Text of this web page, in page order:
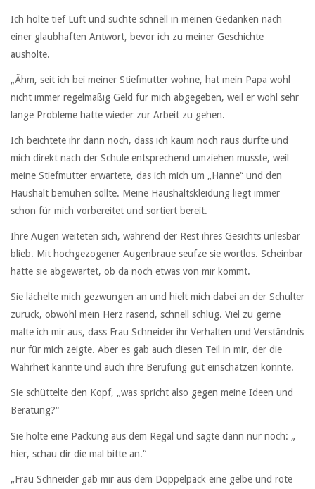
Ich holte tief Luft und suchte schnell in meinen Gedanken nach
einer glaubhaften Antwort, bevor ich zu meiner Geschichte
ausholte.
„Ähm, seit ich bei meiner Stiefmutter wohne, hat mein Papa wohl
nicht immer regelmäßig Geld für mich abgegeben, weil er wohl sehr
lange Probleme hatte wieder zur Arbeit zu gehen.
Ich beichtete ihr dann noch, dass ich kaum noch raus durfte und
mich direkt nach der Schule entsprechend umziehen musste, weil
meine Stiefmutter erwartete, das ich mich um „Hanne“ und den
Haushalt bemühen sollte. Meine Haushaltskleidung liegt immer
schon für mich vorbereitet und sortiert bereit.
Ihre Augen weiteten sich, während der Rest ihres Gesichts unlesbar
blieb. Mit hochgezogener Augenbraue seufze sie wortlos. Scheinbar
hatte sie abgewartet, ob da noch etwas von mir kommt.
Sie lächelte mich gezwungen an und hielt mich dabei an der Schulter
zurück, obwohl mein Herz rasend, schnell schlug. Viel zu gerne
malte ich mir aus, dass Frau Schneider ihr Verhalten und Verständnis
nur für mich zeigte. Aber es gab auch diesen Teil in mir, der die
Wahrheit kannte und auch ihre Berufung gut einschätzen konnte.
Sie schüttelte den Kopf, „was spricht also gegen meine Ideen und
Beratung?“
Sie holte eine Packung aus dem Regal und sagte dann nur noch: „
hier, schau dir die mal bitte an.“
„Frau Schneider gab mir aus dem Doppelpack eine gelbe und rote